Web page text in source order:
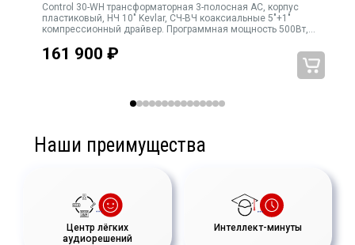
Control 30-WH трансформаторная 3-полосная АС, корпус
пластиковый, НЧ 10" Kevlar, СЧ-ВЧ коаксиальные 5"+1"
компрессионный драйвер. Программная мощность 500Вт,
150Вт/75Вт/38Вт/19Вт. Переключатель режимов 4Ω/70В
161 900 ₽
Наши преимущества
Центр лёгких
аудиорешений
Интеллект-минуты